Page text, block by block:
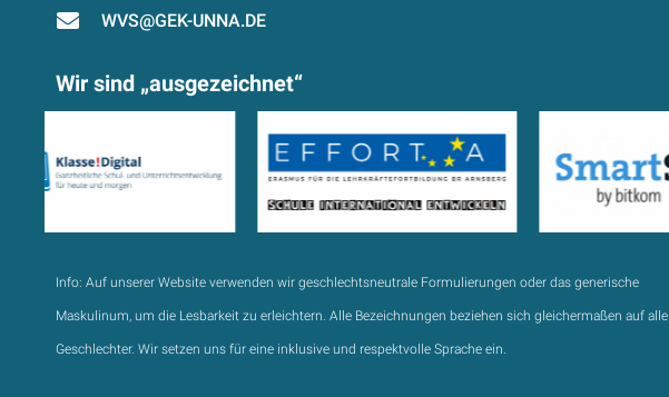
WVS@GEK-UNNA.DE
Wir sind „ausgezeichnet“
Info: Auf unserer Website verwenden wir geschlechtsneutrale Formulierungen oder das generische
Maskulinum, um die Lesbarkeit zu erleichtern. Alle Bezeichnungen beziehen sich gleichermaßen auf alle
Geschlechter. Wir setzen uns für eine inklusive und respektvolle Sprache ein.